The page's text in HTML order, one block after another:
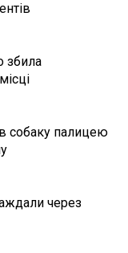
збила
собаку палицею
через